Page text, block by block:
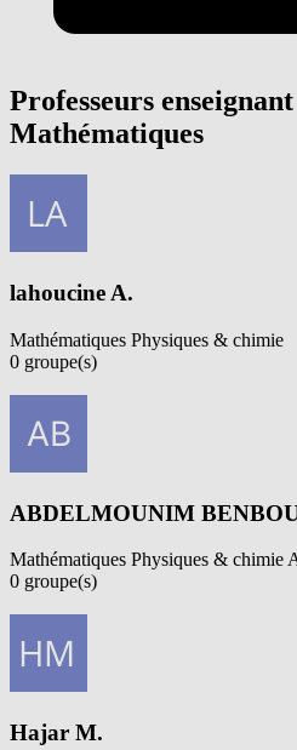
Professeurs
Mathématiques
lahoucine A.
Mathématiques Physiques & chimie
0 groupe(s)
ABDELMOUNIM
Mathématiques Physiques & chimie
0 groupe(s)
Hajar M.